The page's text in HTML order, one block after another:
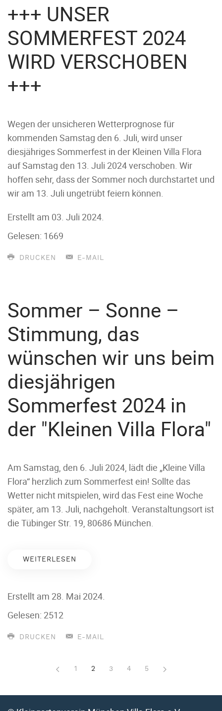
+++ UNSER
SOMMERFEST 2024
WIRD VERSCHOBEN
+++
Wegen der unsicheren Wetterprognose für
kommenden Samstag den 6. Juli, wird unser
diesjähriges Sommerfest in der Kleinen Villa Flora
auf Samstag den 13. Juli 2024 verschoben. Wir
hoffen sehr, dass der Sommer noch durchstartet und
wir am 13. Juli ungetrübt feiern können.
Erstellt am 03. Juli 2024.
Gelesen: 1669
DRUCKEN E-MAIL
Sommer – Sonne –
Stimmung, das
wünschen wir uns beim
diesjährigen
Sommerfest 2024 in
der "Kleinen Villa Flora"
Am Samstag, den 6. Juli 2024, lädt die „Kleine Villa
Flora“ herzlich zum Sommerfest ein! Sollte das
Wetter nicht mitspielen, wird das Fest eine Woche
später, am 13. Juli, nachgeholt. Veranstaltungsort ist
die Tübinger Str. 19, 80686 München.
WEITERLESEN
Erstellt am 28. Mai 2024.
Gelesen: 2512
DRUCKEN E-MAIL
1 2 3 4 5